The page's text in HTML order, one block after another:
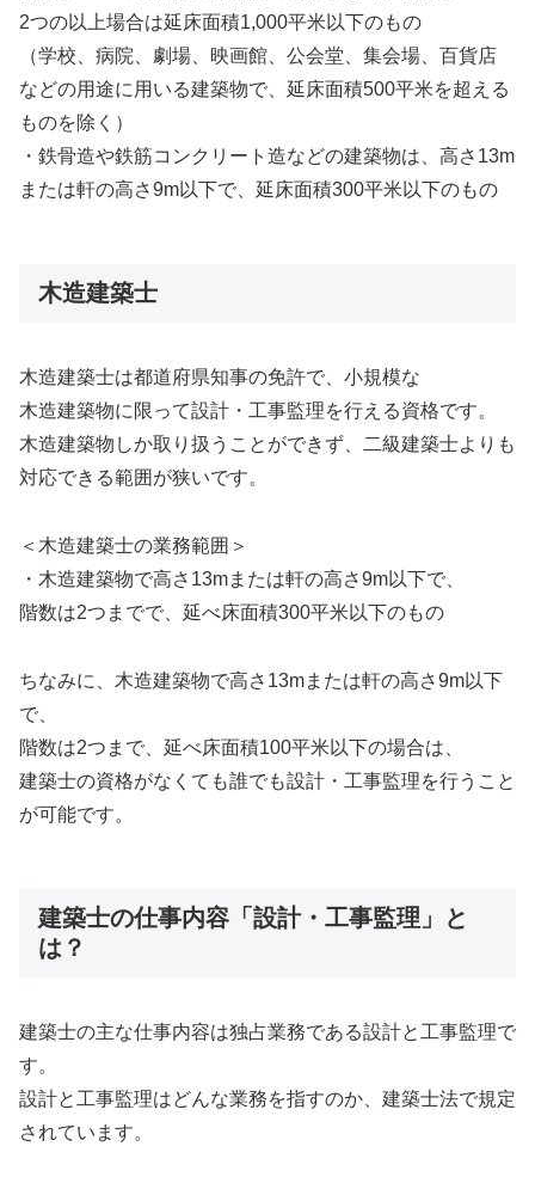
2つの以上場合は延床面積1,000平米以下のもの
（学校、病院、劇場、映画館、公会堂、集会場、百貨店
などの用途に用いる建築物で、延床面積500平米を超える
ものを除く）
・鉄骨造や鉄筋コンクリート造などの建築物は、高さ13m
または軒の高さ9m以下で、延床面積300平米以下のもの
木造建築士
木造建築士は都道府県知事の免許で、小規模な
木造建築物に限って設計・工事監理を行える資格です。
木造建築物しか取り扱うことができず、二級建築士よりも
対応できる範囲が狭いです。
＜木造建築士の業務範囲＞
・木造建築物で高さ13mまたは軒の高さ9m以下で、
階数は2つまでで、延べ床面積300平米以下のもの
ちなみに、木造建築物で高さ13mまたは軒の高さ9m以下
で、
階数は2つまで、延べ床面積100平米以下の場合は、
建築士の資格がなくても誰でも設計・工事監理を行うこと
が可能です。
建築士の仕事内容「設計・工事監理」と
は？
建築士の主な仕事内容は独占業務である設計と工事監理で
す。
設計と工事監理はどんな業務を指すのか、建築士法で規定
されています。